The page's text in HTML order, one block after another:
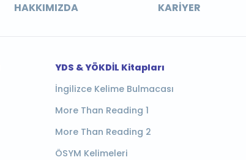
HAKKIMIZDA KARIYER
YDS & YÖKDİL Kitapları
İngilizce Kelime Bulmacası
More Than Reading 1
More Than Reading 2
ÖSYM Kelimeleri